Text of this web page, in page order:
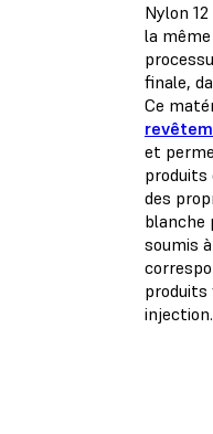
Nylon
la
finale,
Ce
et
produits
des
blanche
soumis
produits
injection.